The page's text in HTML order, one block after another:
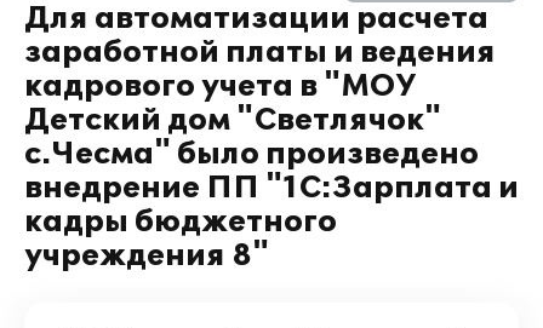
Для автоматизации расчета
заработной платы и ведения
кадрового учета в "МОУ
Детский дом "Светлячок"
с.Чесма" было произведено
внедрение ПП "1С:Зарплата и
кадры бюджетного
учреждения 8"